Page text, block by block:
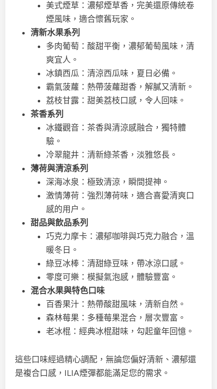
美式煙草：濃郁煙草香，完美還原傳統卷
煙風味，適合懷舊玩家。
清新水果系列
多肉葡萄：酸甜平衡，濃郁葡萄風味，清
爽宜人。
冰鎮西瓜：清涼西瓜味，夏日必備。
霸氣菠蘿：熱帶菠蘿甜香，解膩又清新。
荔枝甘露：甜美荔枝口感，令人回味。
茶香系列
冰鐵觀音：茶香與清涼感融合，獨特體
驗。
冷翠龍井：清新綠茶香，淡雅悠長。
薄荷與清涼系列
深海冰泉：極致清涼，瞬間提神。
激情薄荷：強烈薄荷味，適合喜愛清爽口
感的用户。
甜品與飲品系列
巧克力摩卡：濃郁咖啡與巧克力融合，溫
暖冬日。
綠豆冰棒：清甜綠豆味，帶冰涼口感。
零度可樂：模擬氣泡感，體驗豐富。
混合水果與特色口味
百香果汁：熱帶酸甜風味，清新自然。
森林莓果：多種莓果混合，層次豐富。
老冰棍：經典冰棍甜味，勾起童年回憶。
這些口味經過精心調配，無論您偏好清新、濃郁還
是複合口感，ILIA煙彈都能滿足您的需求。